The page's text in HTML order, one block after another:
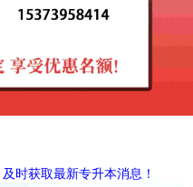
时获取最新专升本消息！